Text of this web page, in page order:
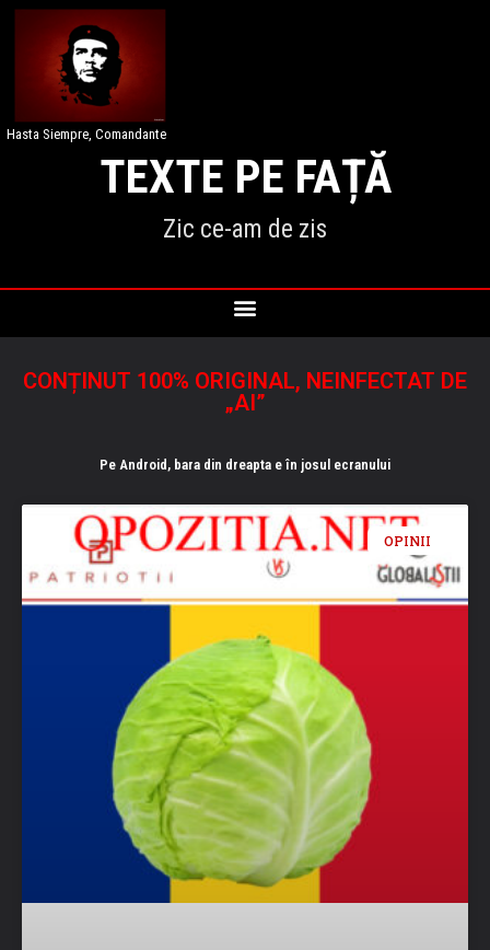
Hasta Siempre, Comandante
TEXTE PE FAȚĂ
Zic ce-am de zis
CONȚINUT 100% ORIGINAL, NEINFECTAT DE
„AI”
Pe Android, bara din dreapta e în josul ecranului
OPINII